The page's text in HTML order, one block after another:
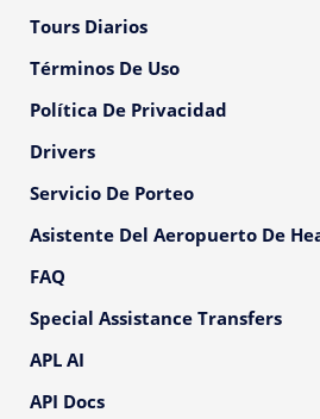
Tours Diarios
Términos De Uso
Política De Privacidad
Drivers
Servicio De Porteo
Asistente Del Aeropuerto De
FAQ
Special Assistance Transfers
APL AI
API Docs